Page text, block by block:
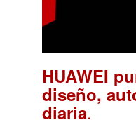
HUAWEI
diseño,
diaria.